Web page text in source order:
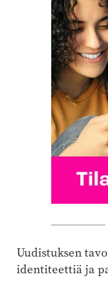
Uudistuksen
identiteettiä ja